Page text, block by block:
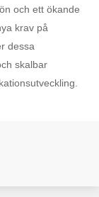
och ett ökande
krav på
dessa
skalbar